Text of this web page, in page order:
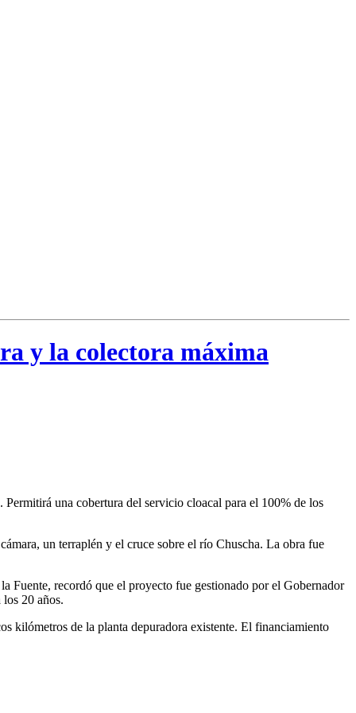
y la colectora máxima
una cobertura del servicio cloacal para el 100% de los
un terraplén y el cruce sobre el río Chuscha. La obra fue
Fuente, recordó que el proyecto fue gestionado por el Gobernador
20 años.
kilómetros de la planta depuradora existente. El financiamiento